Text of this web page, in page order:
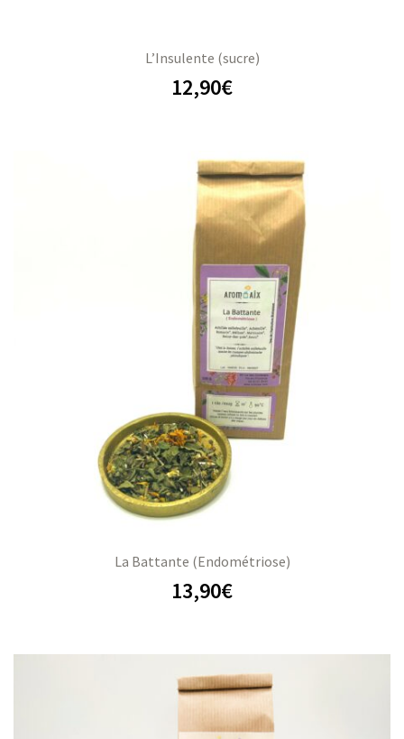
L’Insulente (sucre)
12,90€
La Battante (Endométriose)
13,90€